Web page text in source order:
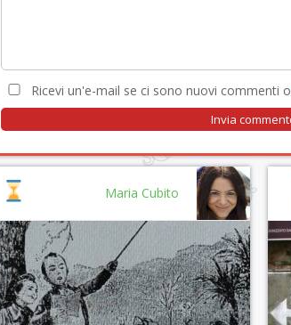
Ricevi un'e-mail se ci sono nuovi commenti o
Maria Cubito